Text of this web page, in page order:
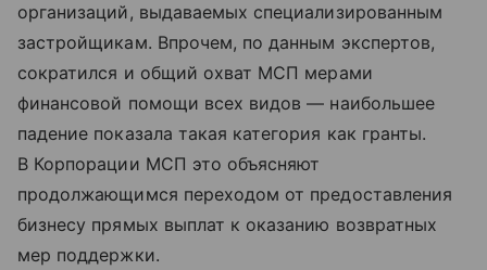
организаций, выдаваемых специализированным
застройщикам. Впрочем, по данным экспертов,
сократился и общий охват МСП мерами
финансовой помощи всех видов — наибольшее
падение показала такая категория как гранты.
В Корпорации МСП это объясняют
продолжающимся переходом от предоставления
бизнесу прямых выплат к оказанию возвратных
мер поддержки.